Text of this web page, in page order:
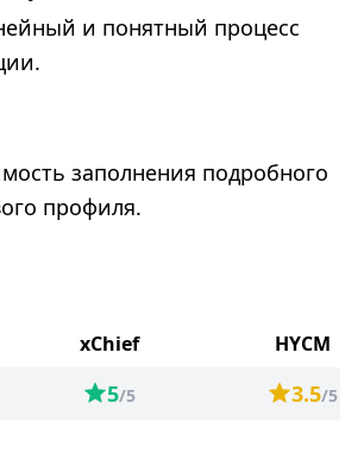
и понятный процесс
заполнения подробного
профиля.
xChief
HYCM
5/5 3.5/5